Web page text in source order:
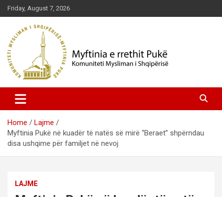
Skip
to
content
Friday, August 7, 2026
Myftinia Pukë | Faqja Zyrtare
Home
Lajme
Myftinia Pukë në kuadër të natës së mirë “Beraet” shpërndau
disa ushqime për familjet në nevoj
LAJME